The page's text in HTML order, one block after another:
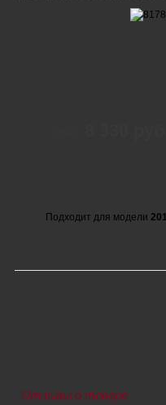
Подходит для модели
Отзывы о товаре